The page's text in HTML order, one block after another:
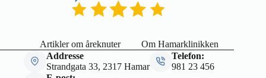
Artikler om åreknuter
Om Hamarklinikken
Addresse
Strandgata 33, 2317 Hamar
Telefon:
981 23 456